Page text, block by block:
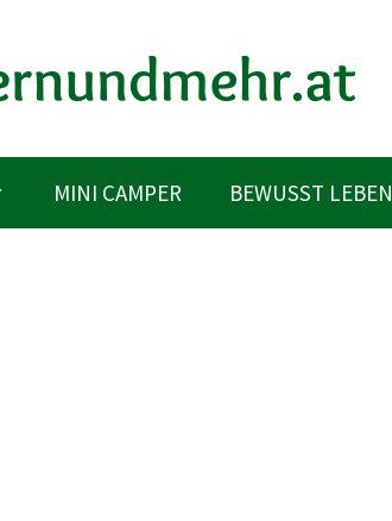
MINI CAMPER BEWUSST LEBEN